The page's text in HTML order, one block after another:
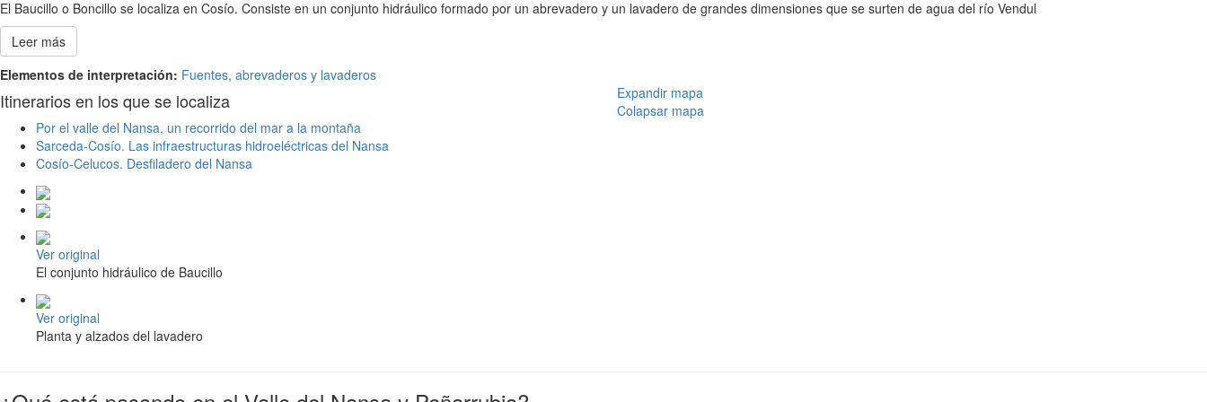
El Baucillo o Boncillo se localiza en Cosío. Consiste en un conjunto hidráulico formado por un abrevadero y un lavadero de grandes dimensiones que se surten de agua del río Vendul
Leer más
Elementos de interpretación: Fuentes, abrevaderos y lavaderos
Itinerarios en los que se localiza
Por el valle del Nansa, un recorrido del mar a la montaña
Sarceda-Cosío. Las infraestructuras hidroeléctricas del Nansa
Cosío-Celucos. Desfiladero del Nansa
Expandir mapa
Colapsar mapa
Ver original
El conjunto hidráulico de Baucillo
Ver original
Planta y alzados del lavadero